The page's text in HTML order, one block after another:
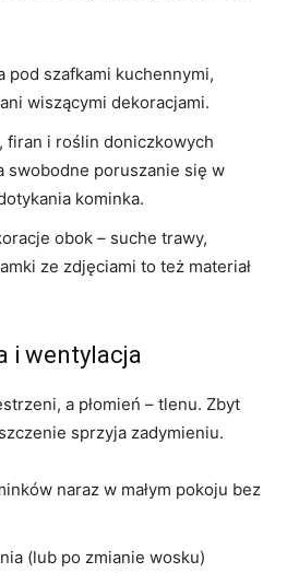
pod szafkami kuchennymi,
wiszącymi dekoracjami.
firan i roślin doniczkowych
swobodne poruszanie się w
kominka.
obok – suche trawy,
ze zdjęciami to też materiał
i wentylacja
a płomień – tlenu. Zbyt
sprzyja zadymieniu.
naraz w małym pokoju bez
(lub po zmianie wosku)